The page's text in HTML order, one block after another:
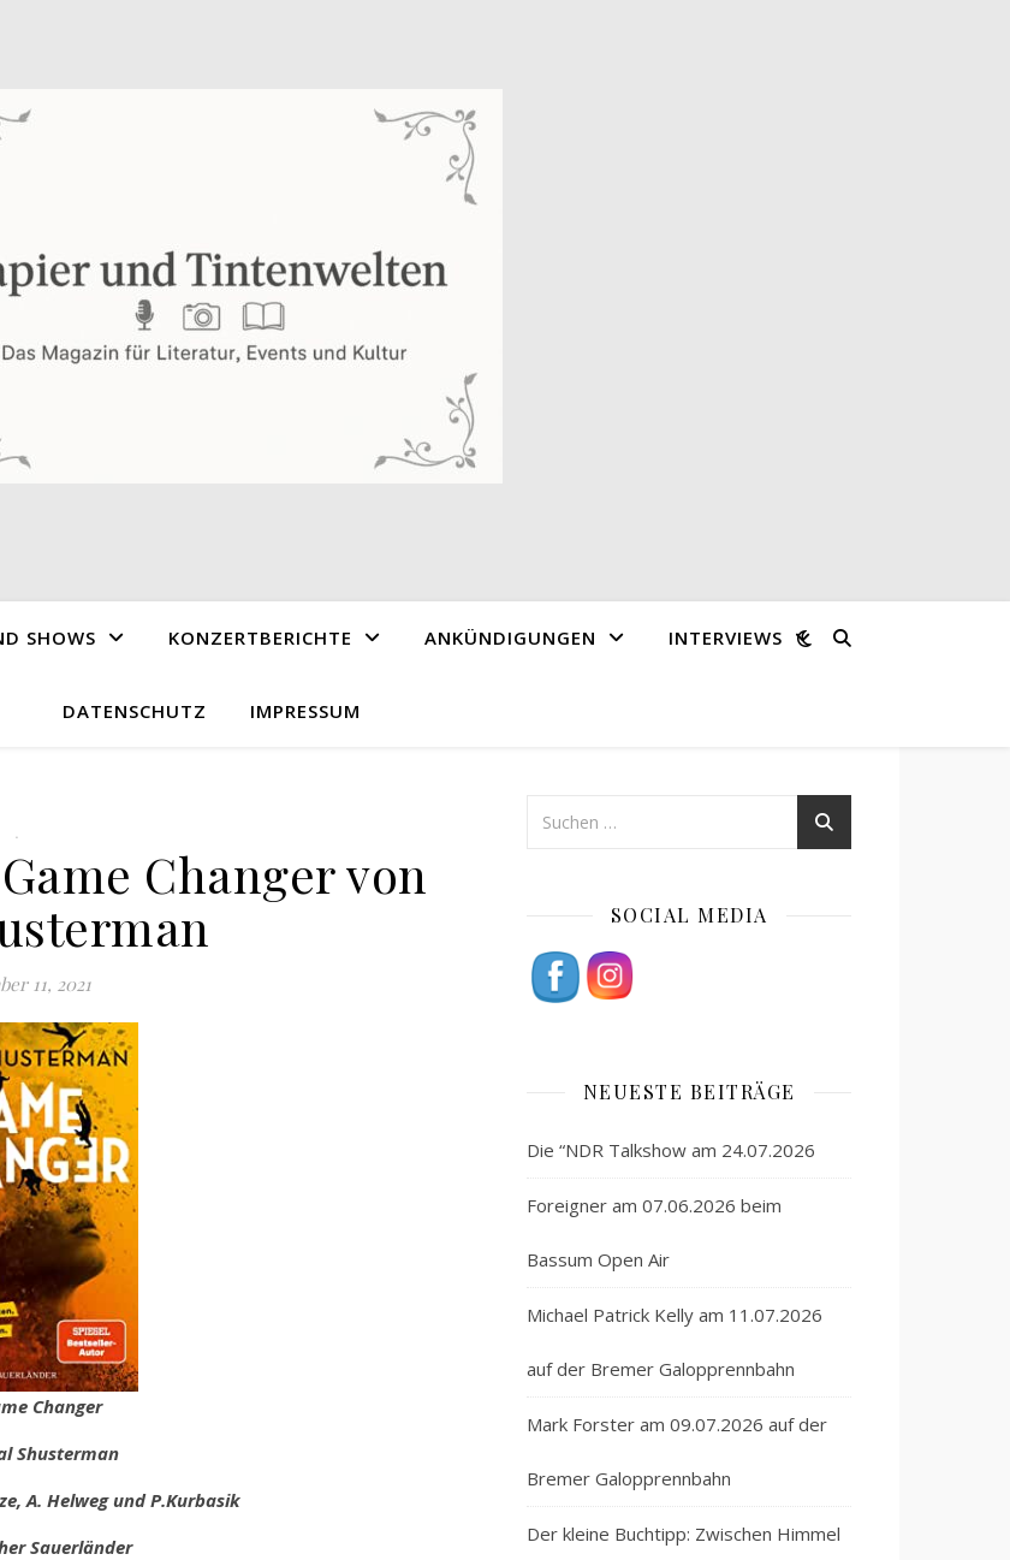
SHOWS KONZERTBERICHTE ANKÜNDIGUNGEN INTERVIEWS
DATENSCHUTZ IMPRESSUM
.
Changer von
11, 2021
Changer
Shusterman
A. Helweg und P.Kurbasik
Sauerländer
SOCIAL MEDIA
NEUESTE BEITRÄGE
Die “NDR Talkshow am 24.07.2026
Foreigner am 07.06.2026 beim
Bassum Open Air
Michael Patrick Kelly am 11.07.2026
auf der Bremer Galopprennbahn
Mark Forster am 09.07.2026 auf der
Bremer Galopprennbahn
Der kleine Buchtipp: Zwischen Himmel